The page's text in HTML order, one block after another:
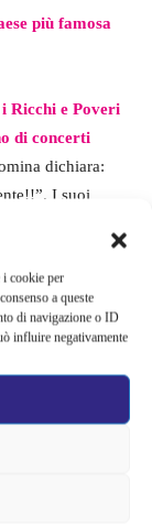
i cookie per
a queste
di navigazione o ID
influire negativamente
più famosa
Ricchi e Poveri
di concerti
dichiara:
I suoi
galline”